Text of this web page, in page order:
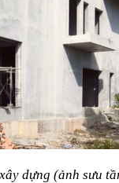
dựng (ảnh sưu